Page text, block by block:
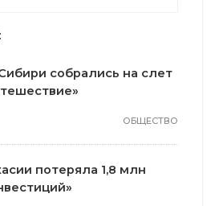
собрались на слет
ОБЩЕСТВО
потеряла 1,8 млн